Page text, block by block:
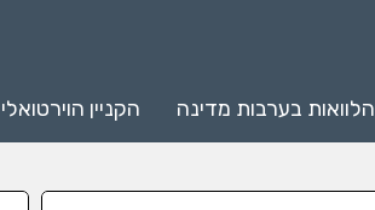
הלוואות בערבות מדינה הקניין הוירטואלי